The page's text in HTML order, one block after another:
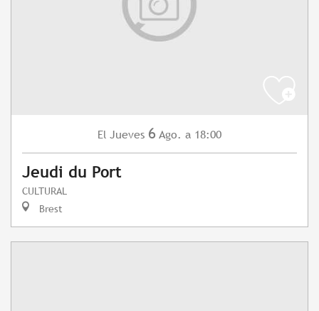
El Jueves 6 Ago. a 18:00
Jeudi du Port
CULTURAL
Brest